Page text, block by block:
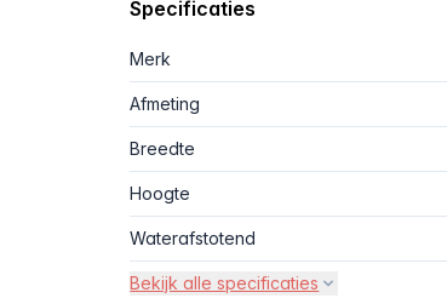
Specificaties
Merk
Afmeting
Breedte
Hoogte
Waterafstotend
Bekijk alle specificaties